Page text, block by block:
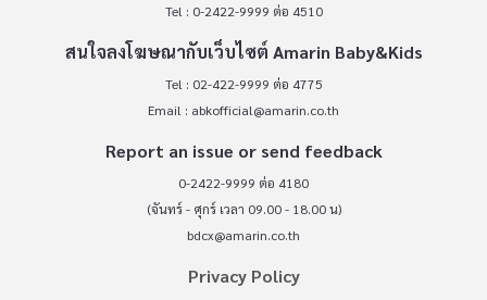
Tel : 0-2422-9999 ต่อ 4510
สนใจลงโฆษณากับเว็บไซต์ Amarin Baby&Kids
Tel : 02-422-9999 ต่อ 4775
Email : abkofficial@amarin.co.th
Report an issue or send feedback
0-2422-9999 ต่อ 4180
(จันทร์ - ศุกร์ เวลา 09.00 - 18.00 น)
bdcx@amarin.co.th
Privacy Policy